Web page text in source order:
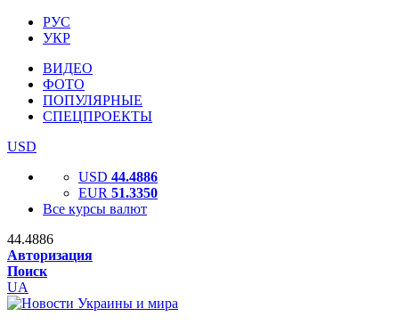
РУС
УКР
ВИДЕО
ФОТО
ПОПУЛЯРНЫЕ
СПЕЦПРОЕКТЫ
USD
USD 44.4886
EUR 51.3350
Все курсы валют
44.4886
Авторизация
Поиск
UA